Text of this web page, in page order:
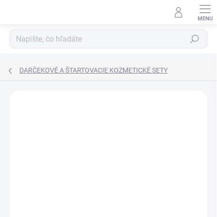
Hľadať
DARČEKOVÉ A ŠTARTOVACIE KOZMETICKÉ SETY